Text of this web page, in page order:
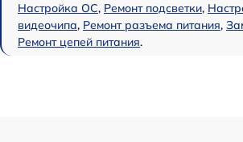
Настройка ОС, Ремонт подсветки,
видеочипа, Ремонт разъема питания,
Ремонт цепей питания.